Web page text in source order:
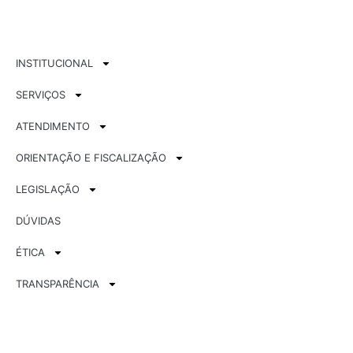
INSTITUCIONAL
SERVIÇOS
ATENDIMENTO
ORIENTAÇÃO E FISCALIZAÇÃO
LEGISLAÇÃO
DÚVIDAS
ÉTICA
TRANSPARÊNCIA